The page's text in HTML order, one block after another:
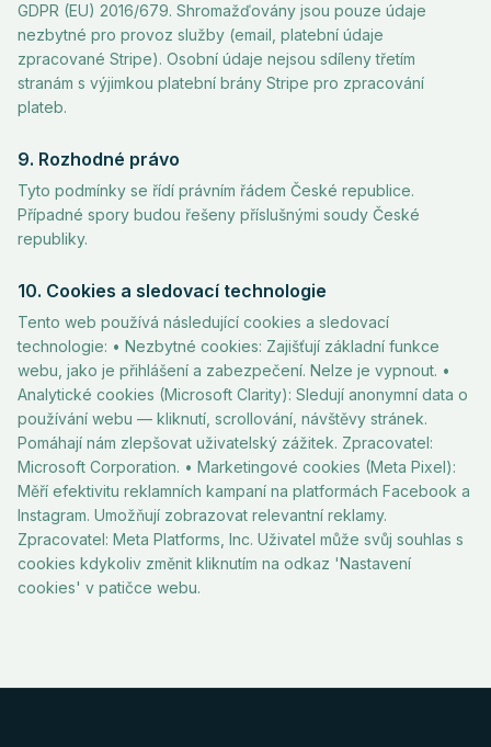
GDPR (EU) 2016/679. Shromažďovány jsou pouze údaje
nezbytné pro provoz služby (email, platební údaje
zpracované Stripe). Osobní údaje nejsou sdíleny třetím
stranám s výjimkou platební brány Stripe pro zpracování
plateb.
9. Rozhodné právo
Tyto podmínky se řídí právním řádem České republice.
Případné spory budou řešeny příslušnými soudy České
republiky.
10. Cookies a sledovací technologie
Tento web používá následující cookies a sledovací
technologie: • Nezbytné cookies: Zajišťují základní funkce
webu, jako je přihlášení a zabezpečení. Nelze je vypnout. •
Analytické cookies (Microsoft Clarity): Sledují anonymní data o
používání webu — kliknutí, scrollování, návštěvy stránek.
Pomáhají nám zlepšovat uživatelský zážitek. Zpracovatel:
Microsoft Corporation. • Marketingové cookies (Meta Pixel):
Měří efektivitu reklamních kampaní na platformách Facebook a
Instagram. Umožňují zobrazovat relevantní reklamy.
Zpracovatel: Meta Platforms, Inc. Uživatel může svůj souhlas s
cookies kdykoliv změnit kliknutím na odkaz 'Nastavení
cookies' v patičce webu.